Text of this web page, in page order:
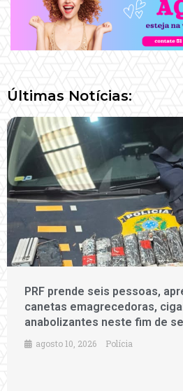
Últimas Notícias:
PRF prende seis pessoas,
canetas emagrecedoras,
anabolizantes neste fim de
agosto 10, 2026 Polícia